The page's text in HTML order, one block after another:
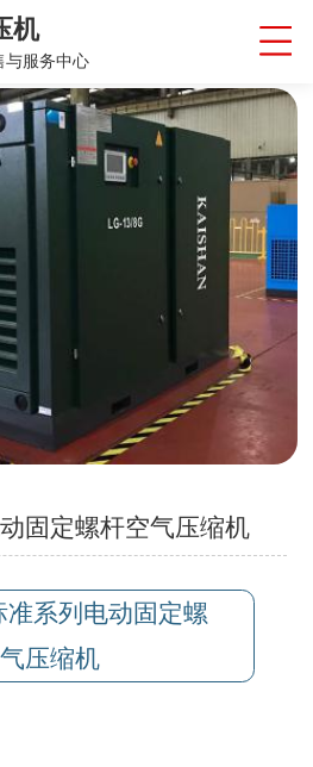
机
与服务中心
固定螺杆空气压缩机
准系列电动固定螺
压缩机